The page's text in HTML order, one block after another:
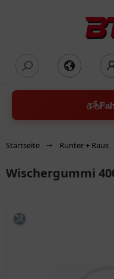
Startseite Runter + Raus
Wischergummi